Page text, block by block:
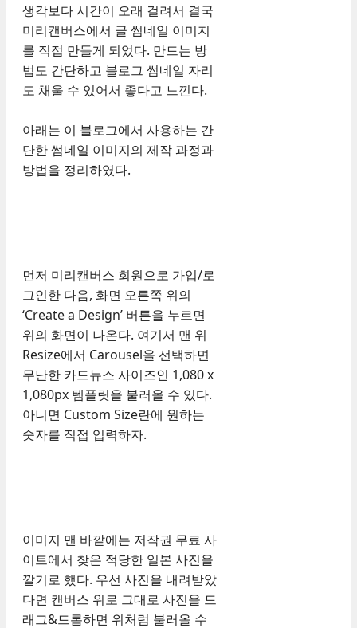
생각보다 시간이 오래 걸려서 결국
미리캔버스에서 글 썸네일 이미지
를 직접 만들게 되었다. 만드는 방
법도 간단하고 블로그 썸네일 자리
도 채울 수 있어서 좋다고 느낀다.
아래는 이 블로그에서 사용하는 간
단한 썸네일 이미지의 제작 과정과
방법을 정리하였다.
먼저 미리캔버스 회원으로 가입/로
그인한 다음, 화면 오른쪽 위의
‘Create a Design’ 버튼을 누르면
위의 화면이 나온다. 여기서 맨 위
Resize에서 Carousel을 선택하면
무난한 카드뉴스 사이즈인 1,080 x
1,080px 템플릿을 불러올 수 있다.
아니면 Custom Size란에 원하는
숫자를 직접 입력하자.
이미지 맨 바깥에는 저작권 무료 사
이트에서 찾은 적당한 일본 사진을
깔기로 했다. 우선 사진을 내려받았
다면 캔버스 위로 그대로 사진을 드
래그&드롭하면 위처럼 불러올 수